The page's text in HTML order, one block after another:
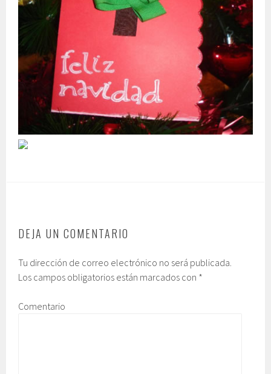
DEJA UN COMENTARIO
Tu dirección de correo electrónico no será publicada.
Los campos obligatorios están marcados con *
Comentario